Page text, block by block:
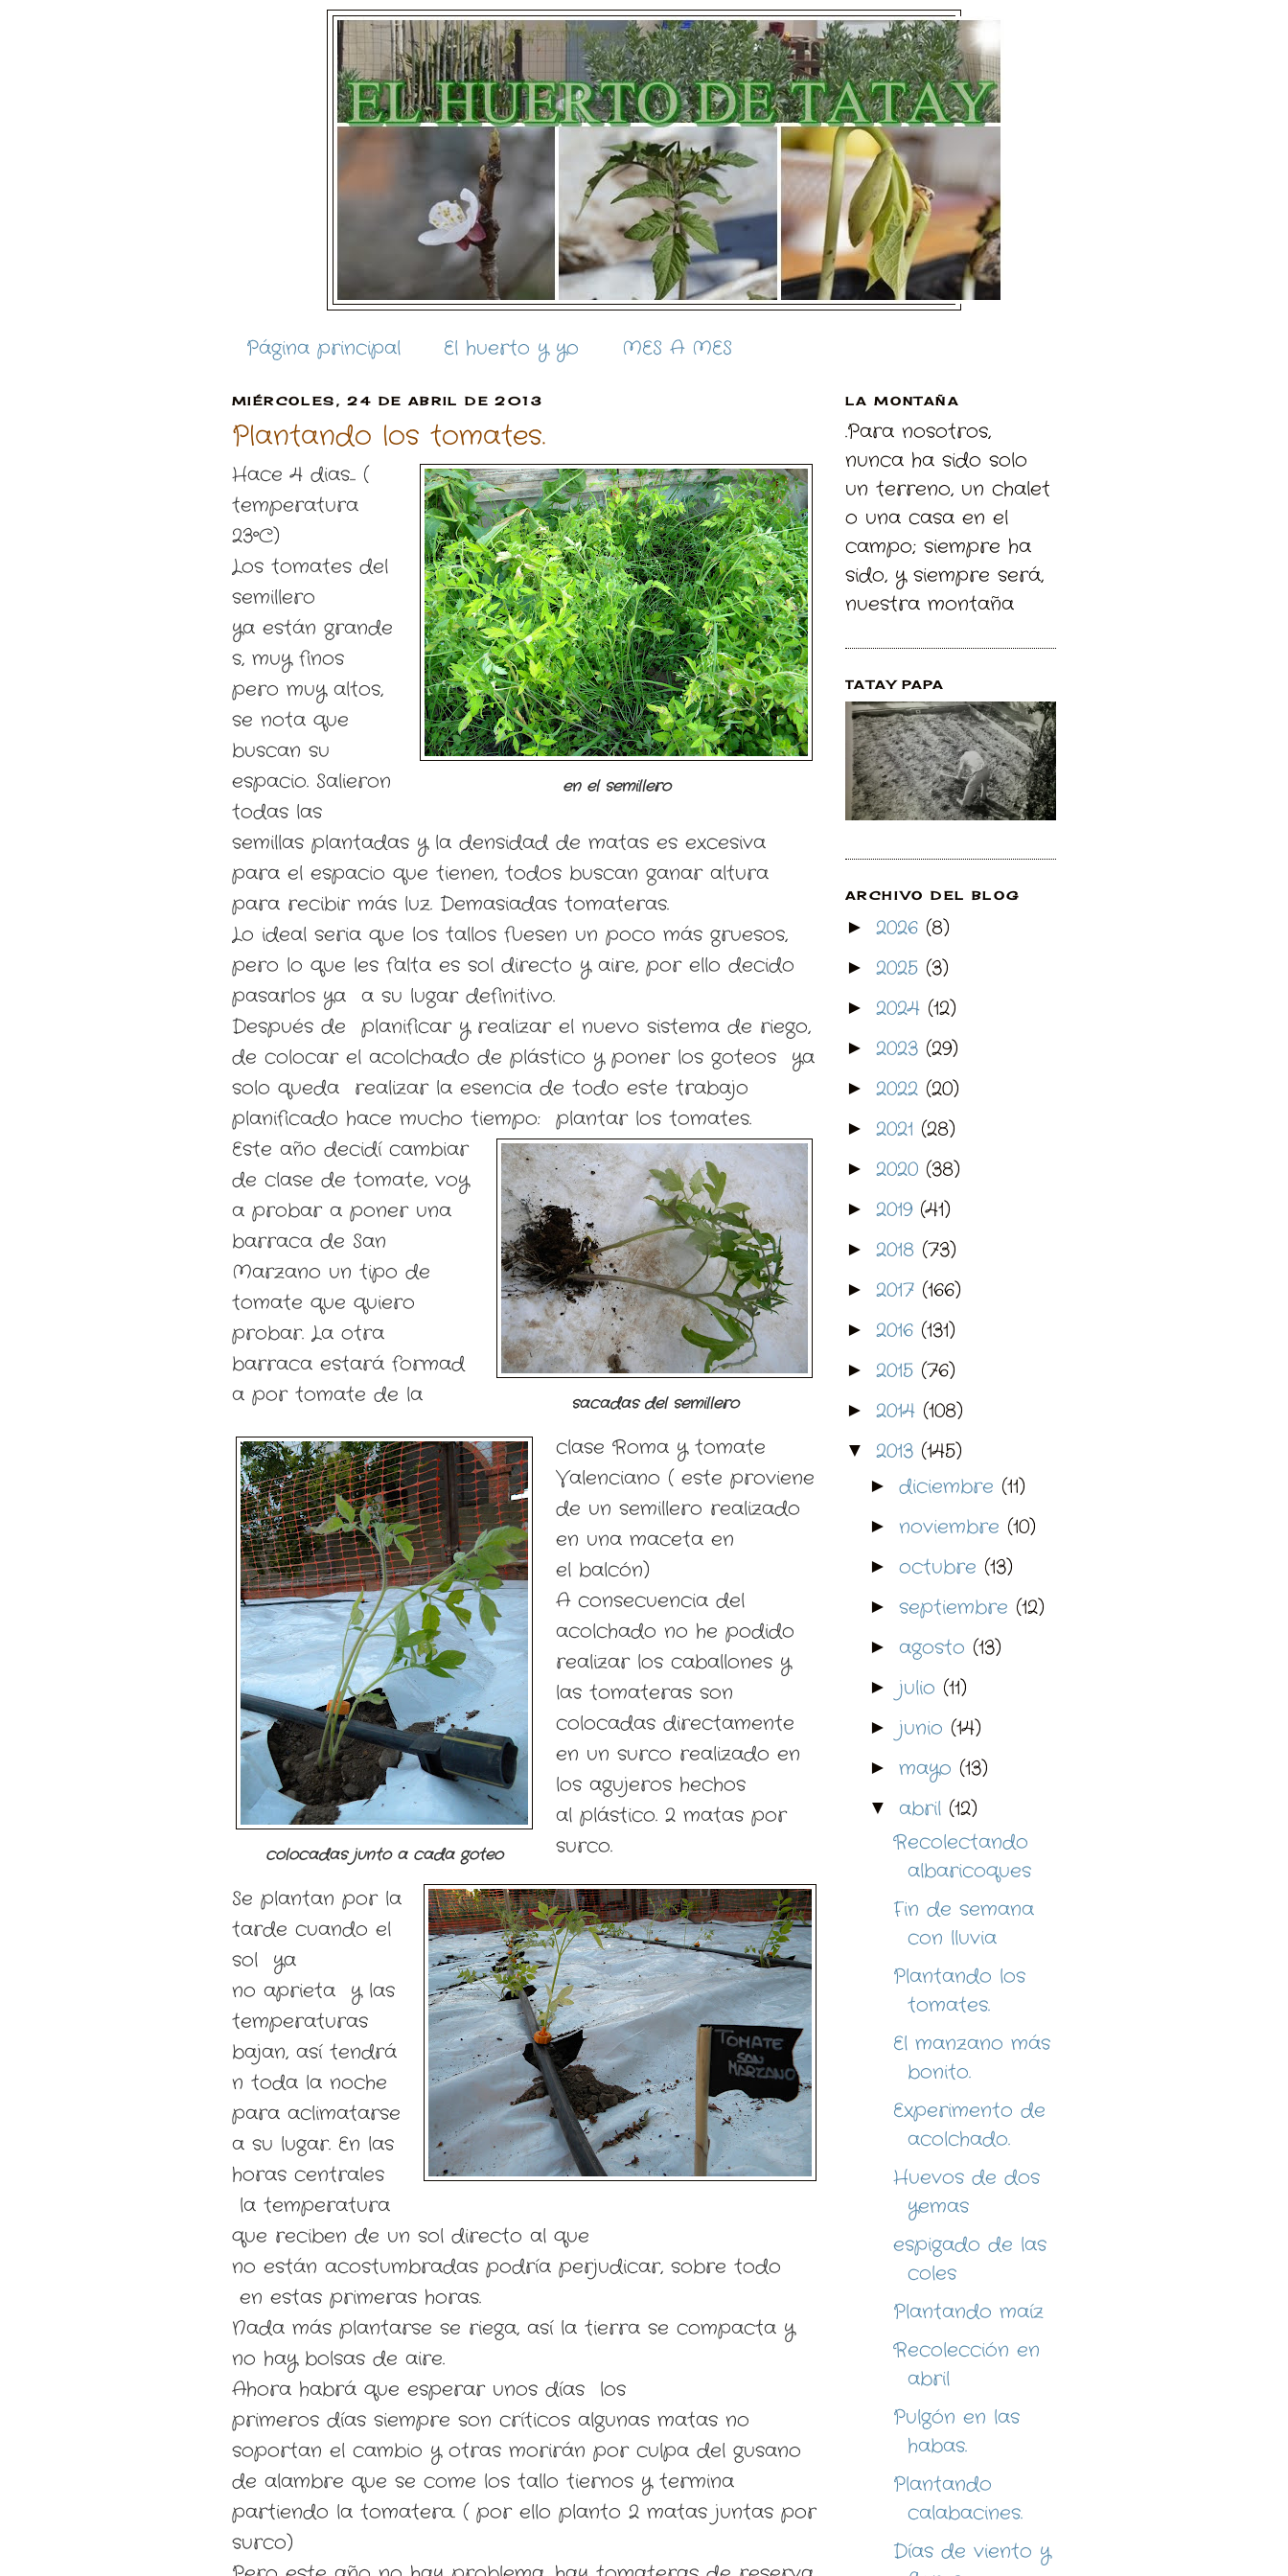
Página principal El huerto y yo MES A MES
MIÉRCOLES, 24 DE ABRIL DE 2013
Plantando los tomates.
en el semillero
Hace 4 dias... (
temperatura
23ºC)
Los tomates del
semillero
ya están grande
s, muy finos
pero muy altos,
se nota que
buscan su
espacio. Salieron
todas las
semillas plantadas y la densidad de matas es excesiva
para el espacio que tienen, todos buscan ganar altura
para recibir más luz. Demasiadas tomateras.
Lo ideal seria que los tallos fuesen un poco más gruesos,
pero lo que les falta es sol directo y aire, por ello decido
pasarlos ya a su lugar definitivo.
Después de planificar y realizar el nuevo sistema de riego,
de colocar el acolchado de plástico y poner los goteos ya
solo queda realizar la esencia de todo este trabajo
planificado hace mucho tiempo: plantar los tomates.
sacadas del semillero
colocadas junto a cada goteo
Este año decidí cambiar
de clase de tomate, voy
a probar a poner una
barraca de San
Marzano un tipo de
tomate que quiero
probar. La otra
barraca estará formad
a por tomate de la
clase Roma y tomate
Valenciano ( este proviene
de un semillero realizado
en una maceta en
el balcón)
A consecuencia del
acolchado no he podido
realizar los caballones y
las tomateras son
colocadas directamente
en un surco realizado en
los agujeros hechos
al plástico. 2 matas por
surco.
Se plantan por la
tarde cuando el
sol ya
no aprieta y las
temperaturas
bajan, así tendrá
n toda la noche
para aclimatarse
a su lugar. En las
horas centrales
la temperatura
que reciben de un sol directo al que
no están acostumbradas podría perjudicar, sobre todo
en estas primeras horas.
Nada más plantarse se riega, así la tierra se compacta y
no hay bolsas de aire.
Ahora habrá que esperar unos días los
primeros días siempre son críticos algunas matas no
soportan el cambio y otras morirán por culpa del gusano
de alambre que se come los tallo tiernos y termina
partiendo la tomatera. ( por ello planto 2 matas juntas por
surco)
LA MONTAÑA
.Para nosotros,
nunca ha sido solo
un terreno, un chalet
o una casa en el
campo; siempre ha
sido, y siempre será,
nuestra montaña
TATAY PAPA
ARCHIVO DEL BLOG
► 2026 (8)
► 2025 (3)
► 2024 (12)
► 2023 (29)
► 2022 (20)
► 2021 (28)
► 2020 (38)
► 2019 (41)
► 2018 (73)
► 2017 (166)
► 2016 (131)
► 2015 (76)
► 2014 (108)
▼ 2013 (145)
► diciembre (11)
► noviembre (10)
► octubre (13)
► septiembre (12)
► agosto (13)
► julio (11)
► junio (14)
► mayo (13)
▼ abril (12)
Recolectando
albaricoques
Fin de semana
con lluvia
Plantando los
tomates.
El manzano más
bonito.
Experimento de
acolchado.
Huevos de dos
yemas
espigado de las
coles
Plantando maíz
Recolección en
abril
Pulgón en las
habas.
Plantando
calabacines.
Días de viento y